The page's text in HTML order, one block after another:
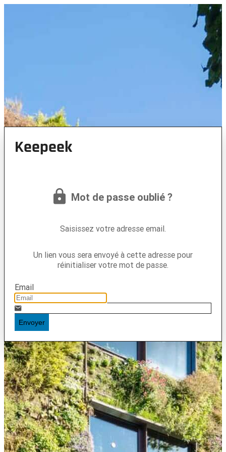
Keepeek
Mot de passe oublié ?
Saisissez votre adresse email.
Un lien vous sera envoyé à cette adresse pour
réinitialiser votre mot de passe.
Email
Envoyer